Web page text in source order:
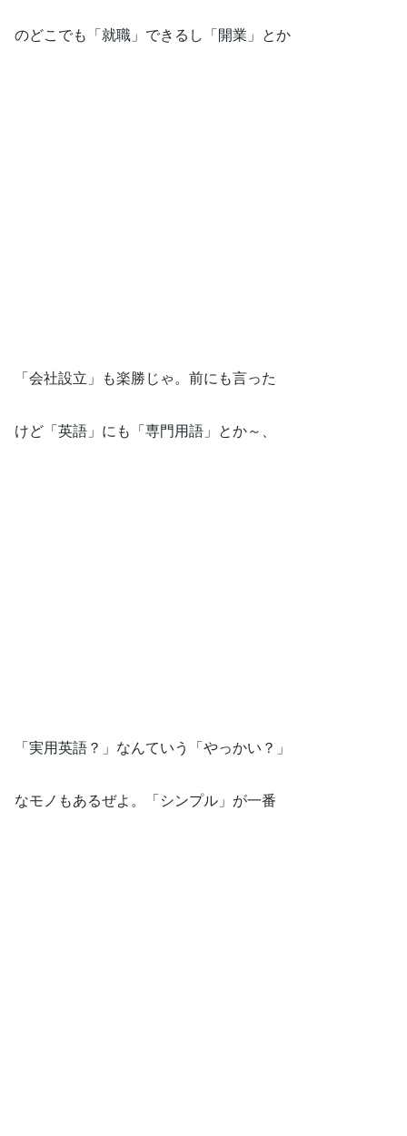
のどこでも「就職」できるし「開業」とか
「会社設立」も楽勝じゃ。前にも言った
けど「英語」にも「専門用語」とか～、
「実用英語？」なんていう「やっかい？」
なモノもあるぜよ。「シンプル」が一番